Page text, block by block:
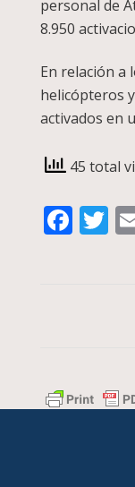
personal de
8.950
En relación a
helicópteros
activados en
45 total